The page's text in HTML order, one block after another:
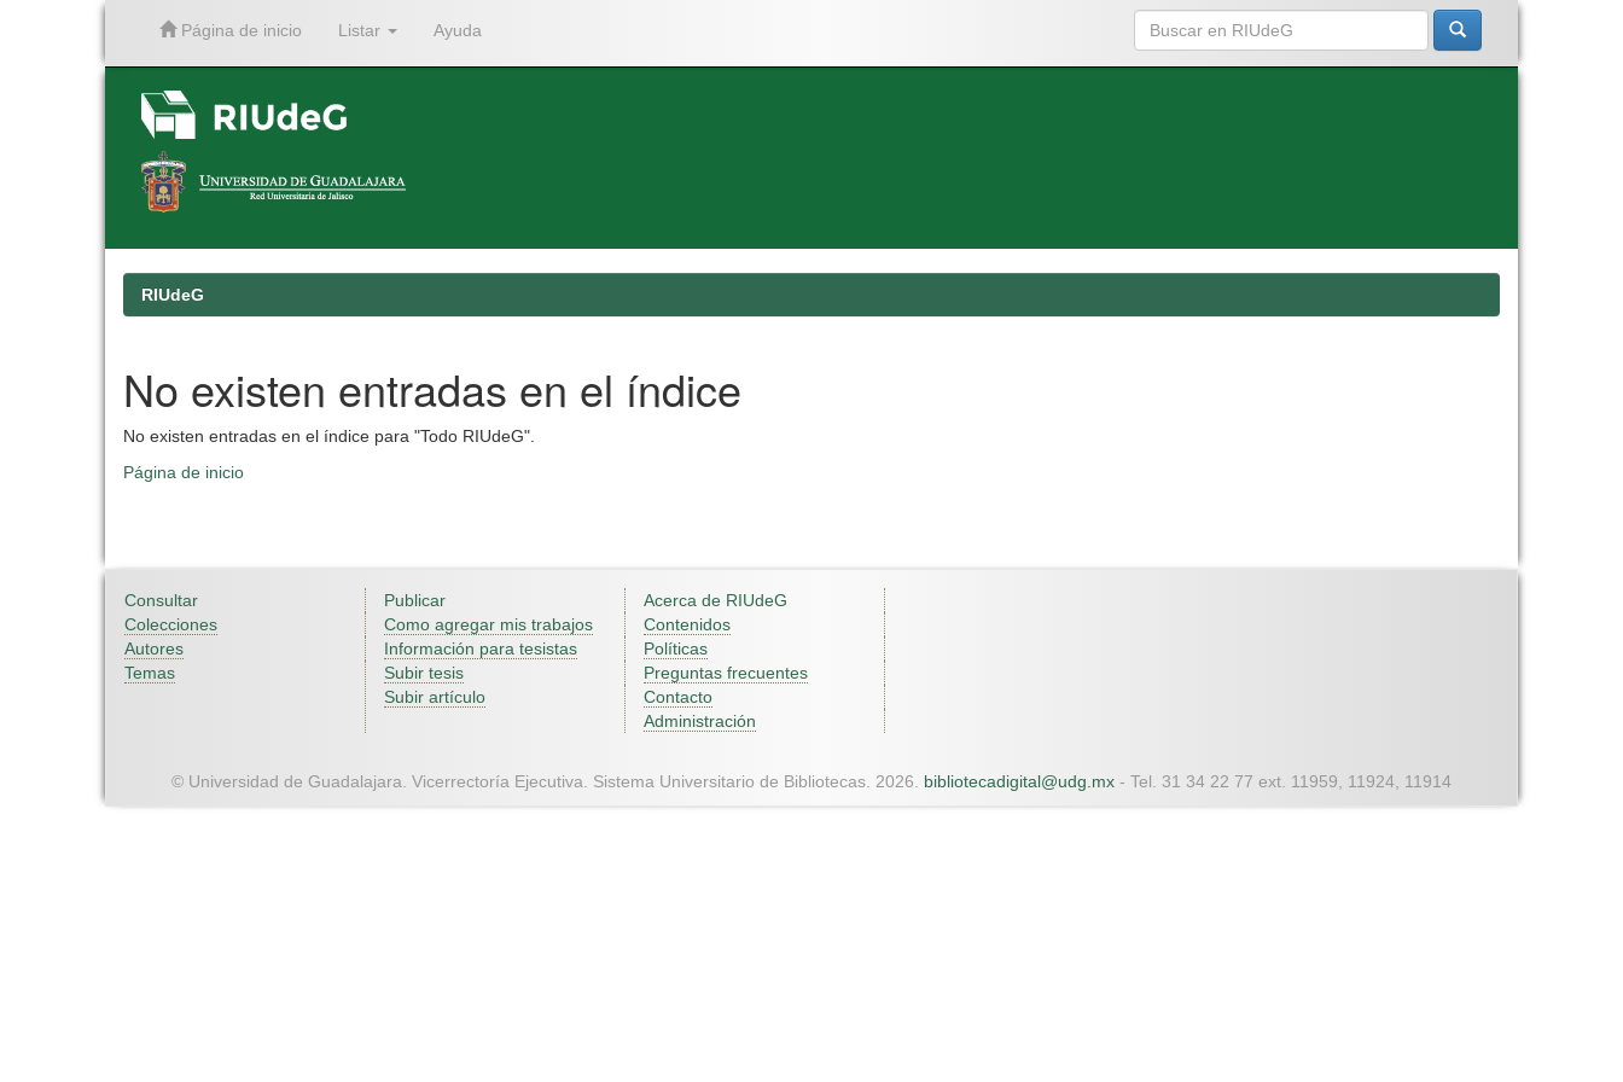
Página de inicio Listar Ayuda
RIUdeG
No existen entradas en el índice
No existen entradas en el índice para "Todo RIUdeG".
Página de inicio
Consultar
Colecciones
Autores
Temas
Publicar
Como agregar mis trabajos
Información para tesistas
Subir tesis
Subir artículo
Acerca de RIUdeG
Contenidos
Políticas
Preguntas frecuentes
Contacto
Administración
© Universidad de Guadalajara. Vicerrectoría Ejecutiva. Sistema Universitario de Bibliotecas. 2026. bibliotecadigital@udg.mx - Tel. 31 34 22 77 ext. 11959, 11924, 11914